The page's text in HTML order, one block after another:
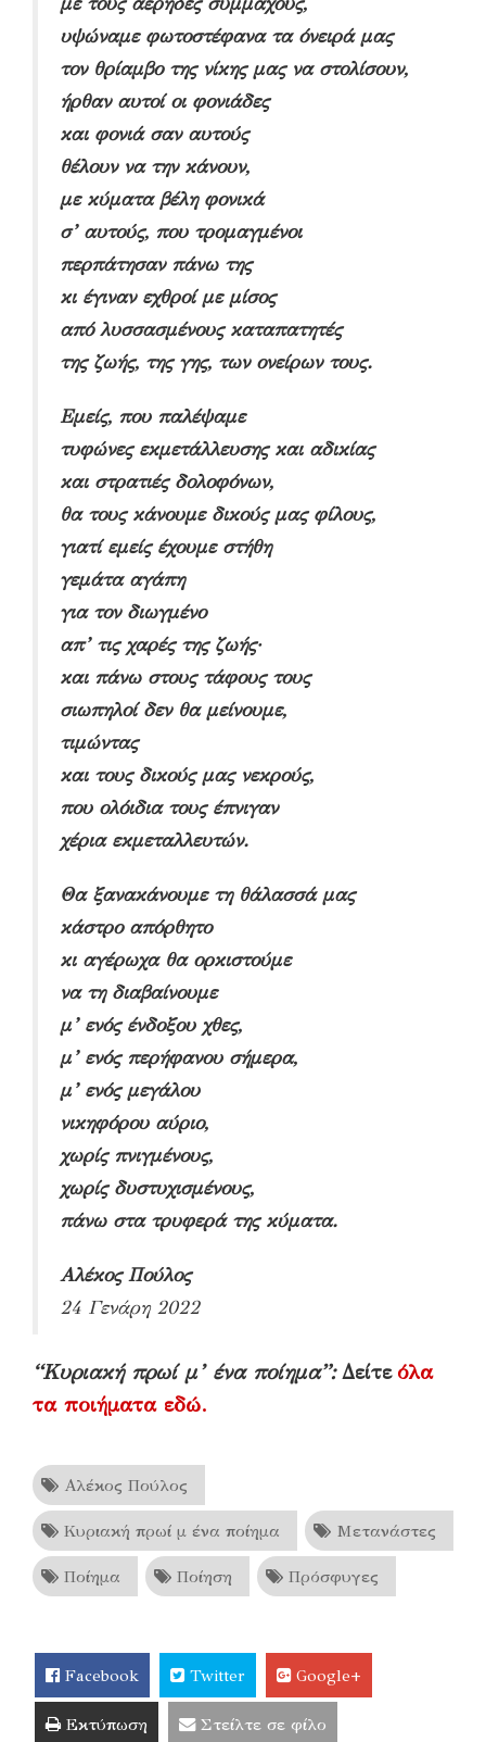
υψώναμε φωτοστέφανα τα όνειρά μας
τον θρίαμβο της νίκης μας να στολίσουν,
ήρθαν αυτοί οι φονιάδες
και φονιά σαν αυτούς
θέλουν να την κάνουν,
με κύματα βέλη φονικά
σ’ αυτούς, που τρομαγμένοι
περπάτησαν πάνω της
κι έγιναν εχθροί με μίσος
από λυσσασμένους καταπατητές
της ζωής, της γης, των ονείρων τους.
Εμείς, που παλέψαμε
τυφώνες εκμετάλλευσης και αδικίας
και στρατιές δολοφόνων,
θα τους κάνουμε δικούς μας φίλους,
γιατί εμείς έχουμε στήθη
γεμάτα αγάπη
για τον διωγμένο
απ’ τις χαρές της ζωής·
και πάνω στους τάφους τους
σιωπηλοί δεν θα μείνουμε,
τιμώντας
και τους δικούς μας νεκρούς,
που ολόιδια τους έπνιγαν
χέρια εκμεταλλευτών.
Θα ξανακάνουμε τη θάλασσά μας
κάστρο απόρθητο
κι αγέρωχα θα ορκιστούμε
να τη διαβαίνουμε
μ’ ενός ένδοξου χθες,
μ’ ενός περήφανου σήμερα,
μ’ ενός μεγάλου
νικηφόρου αύριο,
χωρίς πνιγμένους,
χωρίς δυστυχισμένους,
πάνω στα τρυφερά της κύματα.
Αλέκος Πούλος
24 Γενάρη 2022
“Κυριακή πρωί μ’ ένα ποίημα”:Δείτε όλα
τα ποιήματα εδώ.
Αλέκος Πούλος
Κυριακή πρωί μ ένα ποίημα Μετανάστες
Ποίημα Ποίηση Πρόσφυγες
Facebook Twitter Google+
Εκτύπωση Στείλτε σε φίλο